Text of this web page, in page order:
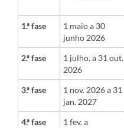
1.ª fase
1 maio a 30
junho 2026
2.ª fase
1 julho. a 31 out.
2026
3.ª fase
1 nov. 2026 a 31
jan. 2027
4.ª fase
1 fev. a